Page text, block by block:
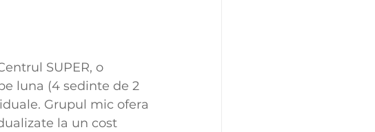
SUPER, o
luna (4 sedinte de 2
Grupul mic ofera
la un cost